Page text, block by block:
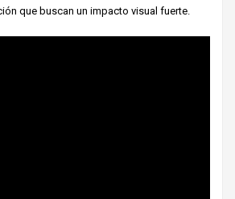
que buscan un impacto visual fuerte.